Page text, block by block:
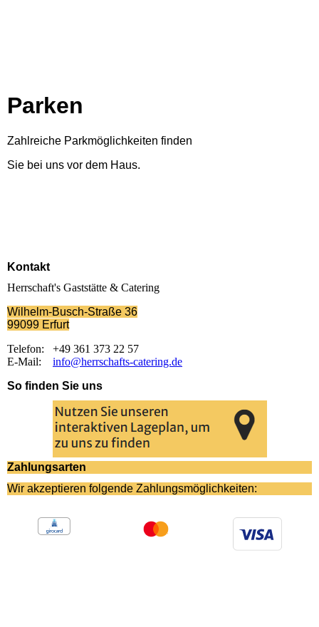
Parken
Zahlreiche Parkmöglichkeiten finden
Sie bei uns vor dem Haus.
Kontakt
Herrschaft's Gaststätte & Catering
Wilhelm-Busch-Straße 36
99099 Erfurt
Telefon: +49 361 373 22 57
E-Mail: info@herrschafts-catering.de
So finden Sie uns
Zahlungsarten
Wir akzeptieren folgende Zahlungsmöglichkeiten: